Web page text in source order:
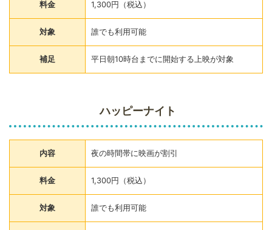
料金 1,300円（税込）
対象 誰でも利用可能
補足 平日朝10時台までに開始する上映が対象
ハッピーナイト
内容 夜の時間帯に映画が割引
料金 1,300円（税込）
対象 誰でも利用可能